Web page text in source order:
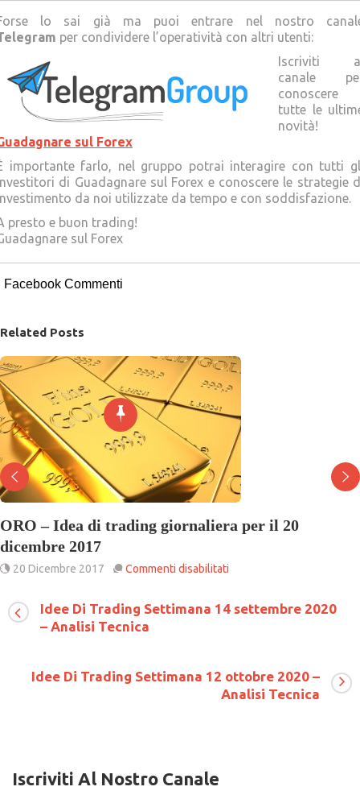
lo sai già ma puoi entrare nel nostro
per condividere l’operatività con altri utenti:
Iscriviti
canale
conoscere
tutte le
novità!
sul Forex
importante farlo, nel gruppo potrai interagire con tutti
di Guadagnare sul Forex e conoscere le strategie
da noi utilizzate da tempo e con soddisfazione.
presto e buon trading!
sul Forex
Facebook Commenti
Related Posts
ORO – Idea di trading giornaliera per il 20
dicembre 2017
20 Dicembre 2017 Commenti disabilitati
Idea
per
il
20
Idee Di Trading Settimana 14 settembre 2020
– Analisi Tecnica
Idee Di Trading Settimana 12 ottobre 2020 –
Analisi Tecnica
Iscriviti Al Nostro Canale